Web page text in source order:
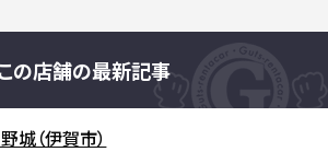
の店舗の最新記事
城（伊賀市）